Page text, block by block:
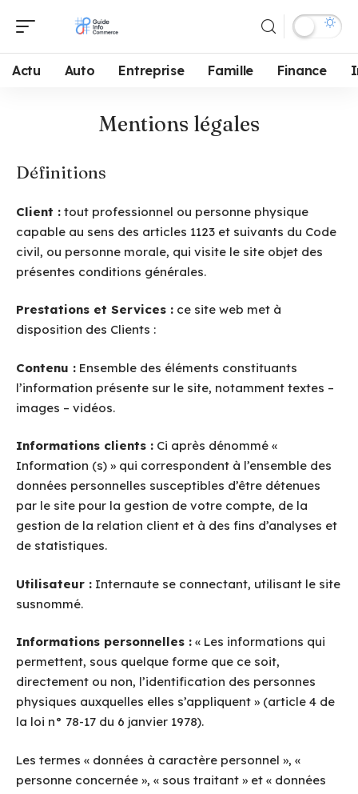
Actu Auto Entreprise Famille Finance
Mentions légales
Définitions
Client : tout professionnel ou personne physique
capable au sens des articles 1123 et suivants du Code
civil, ou personne morale, qui visite le site objet des
présentes conditions générales.
Prestations et Services : ce site web met à
disposition des Clients :
Contenu : Ensemble des éléments constituants
l’information présente sur le site, notamment textes –
images – vidéos.
Informations clients : Ci après dénommé «
Information (s) » qui correspondent à l’ensemble des
données personnelles susceptibles d’être détenues
par le site pour la gestion de votre compte, de la
gestion de la relation client et à des fins d’analyses et
de statistiques.
Utilisateur : Internaute se connectant, utilisant le site
susnommé.
Informations personnelles : « Les informations qui
permettent, sous quelque forme que ce soit,
directement ou non, l’identification des personnes
physiques auxquelles elles s’appliquent » (article 4 de
la loi n° 78-17 du 6 janvier 1978).
Les termes « données à caractère personnel », «
personne concernée », « sous traitant » et « données